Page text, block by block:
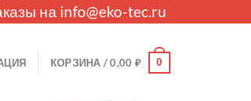
на info@eko-tec.ru
КОРЗИНА /0,00 ₽ 0